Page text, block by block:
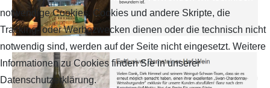
notwendige Cookies. Cookies und andere Skripte, die
Tracking- oder Werbezwecken dienen oder die technisch nicht
notwendig sind, werden auf der Seite nicht eingesetzt. Weitere
Informationen zu Cookies finden Sie in unserer
Datenschutzerklärung.